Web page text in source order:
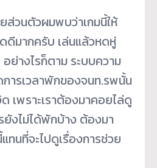
ส่วนตัวผมพบว่าเกมนี้ให้
ดีมากครับ เล่นแล้วหดหู่
อย่างไรก็ตาม ระบบความ
การเวลาพักของจนท.รพนั้น
เพราะเราต้องมาคอยไล่ดู
ยังไม่ได้พักบ้าง ต้องมา
นที่จะไปดูเรื่องการช่วย